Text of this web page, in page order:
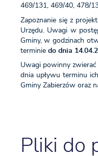
469/131, 469/40, 478/
Zapoznanie się z
Urzędu. Uwagi w
Gminy, w godzinach
terminiedo dnia
Uwagi powinny zwierać
dnia upływu terminu
Gminy Zabierzów oraz
Pliki do